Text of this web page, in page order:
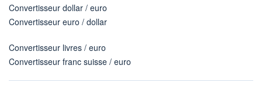
Convertisseur dollar / euro
Convertisseur euro / dollar
Convertisseur livres / euro
Convertisseur franc suisse / euro